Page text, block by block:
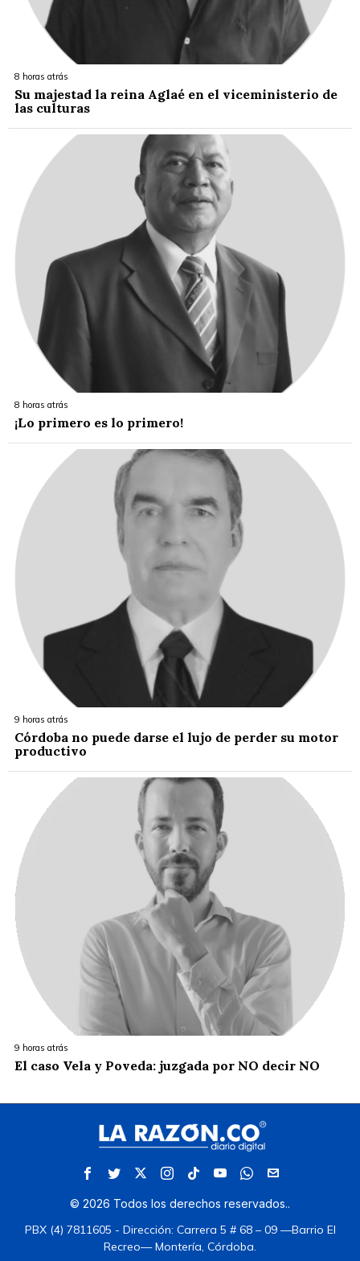
8 horas atrás
Su majestad la reina Aglaé en el viceministerio de
las culturas
8 horas atrás
¡Lo primero es lo primero!
9 horas atrás
Córdoba no puede darse el lujo de perder su motor
productivo
9 horas atrás
El caso Vela y Poveda: juzgada por NO decir NO
© 2026 Todos los derechos reservados..
PBX (4) 7811605 - Dirección: Carrera 5 # 68 – 09 —Barrio El
Recreo— Montería, Córdoba.